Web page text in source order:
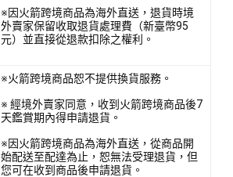
※因火箭跨境商品為海外直送，退貨時境
外賣家保留收取退貨處理費（新臺幣95
元）並直接從退款扣除之權利。
※火箭跨境商品恕不提供換貨服務。
※ 經境外賣家同意，收到火箭跨境商品後7
天鑑賞期內得申請退貨。
※因火箭跨境商品為海外直送，從商品開
始配送至配達為止，恕無法受理退貨，但
您可在收到商品後申請退貨。